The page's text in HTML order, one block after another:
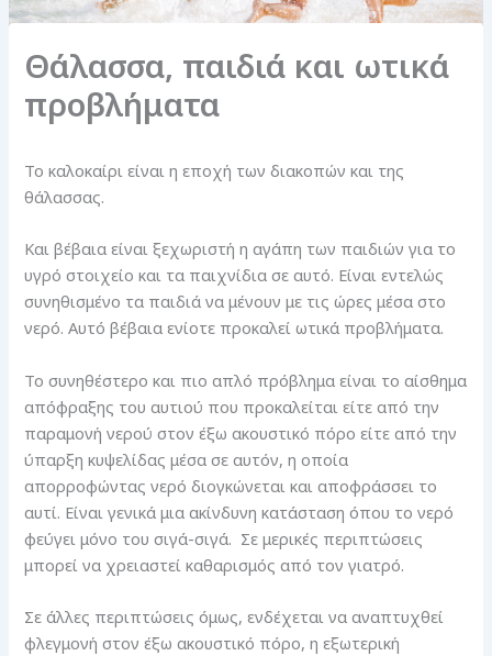
Θάλασσα, παιδιά και ωτικά
προβλήματα
Το καλοκαίρι είναι η εποχή των διακοπών και της
θάλασσας.
Και βέβαια είναι ξεχωριστή η αγάπη των παιδιών για το
υγρό στοιχείο και τα παιχνίδια σε αυτό. Είναι εντελώς
συνηθισμένο τα παιδιά να μένουν με τις ώρες μέσα στο
νερό. Αυτό βέβαια ενίοτε προκαλεί ωτικά προβλήματα.
Το συνηθέστερο και πιο απλό πρόβλημα είναι το αίσθημα
απόφραξης του αυτιού που προκαλείται είτε από την
παραμονή νερού στον έξω ακουστικό πόρο είτε από την
ύπαρξη κυψελίδας μέσα σε αυτόν, η οποία
απορροφώντας νερό διογκώνεται και αποφράσσει το
αυτί. Είναι γενικά μια ακίνδυνη κατάσταση όπου το νερό
φεύγει μόνο του σιγά-σιγά. Σε μερικές περιπτώσεις
μπορεί να χρειαστεί καθαρισμός από τον γιατρό.
Σε άλλες περιπτώσεις όμως, ενδέχεται να αναπτυχθεί
φλεγμονή στον έξω ακουστικό πόρο, η εξωτερική